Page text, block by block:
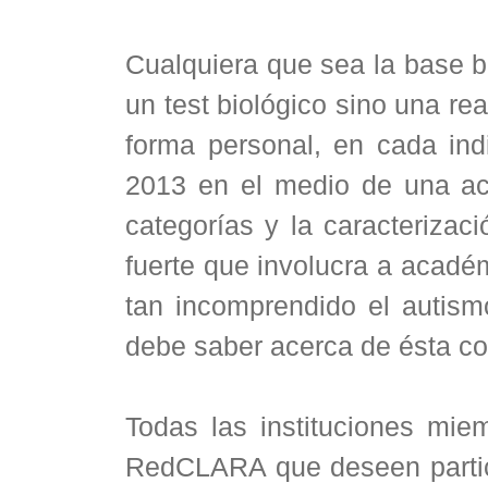
Cualquiera que sea la base
un test biológico sino una
forma personal, en cada
2013 en el medio de una
categorías y la
fuerte que involucra a
tan incomprendido el
debe saber acerca de ésta
Todas las instituciones
RedCLARA que deseen